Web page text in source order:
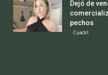
Dejó de
pechos
Cuack!